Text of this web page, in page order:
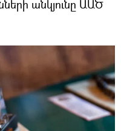
անկյունը ԱԱԾ